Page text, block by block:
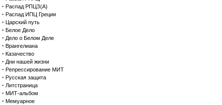
· Распад РПЦЗ(А)
· Распад ИПЦ Греции
· Царский путь
· Белое Дело
· Дело о Белом Деле
· Врангелиана
· Казачество
· Дни нашей жизни
· Репрессирование МИТ
· Русская защита
· Литстраница
· МИТ-альбом
· Мемуарное